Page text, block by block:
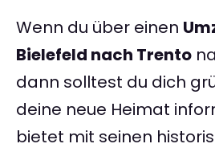
Wenn du über einen
Bielefeld nach Trento
dann solltest du dich
deine neue Heimat
bietet mit seinen